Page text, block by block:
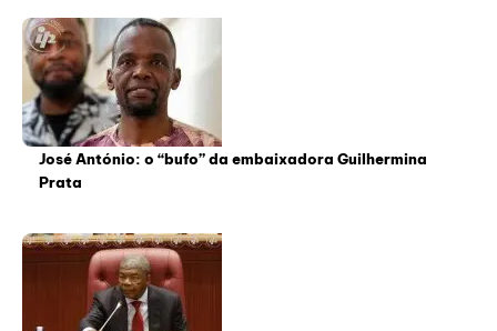
José António: o “bufo” da embaixadora Guilhermina
Prata